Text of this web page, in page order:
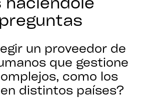
haciéndole
un proveedor de
que gestione
como los
distintos países?